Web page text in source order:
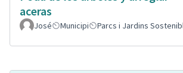
aceras
José Municipi Parcs i Jardins